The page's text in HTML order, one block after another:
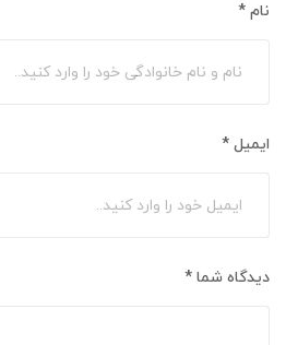
نام *
ایمیل *
دیدگاه شما *